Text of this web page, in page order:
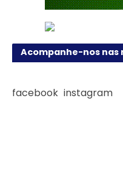
Acompanhe-nos nas
facebook instagram